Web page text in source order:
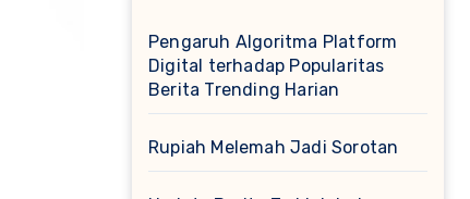
Pengaruh Algoritma Platform
Digital terhadap Popularitas
Berita Trending Harian
Rupiah Melemah Jadi Sorotan